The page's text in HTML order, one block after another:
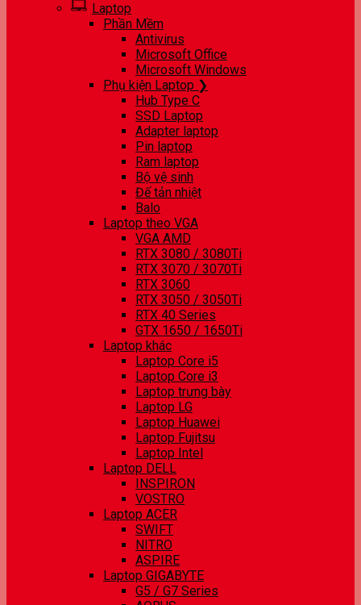
Laptop
Phần Mềm
Antivirus
Microsoft Office
Microsoft Windows
Phụ kiện Laptop ❯
Hub Type C
SSD Laptop
Adapter laptop
Pin laptop
Ram laptop
Bộ vệ sinh
Đế tản nhiệt
Balo
Laptop theo VGA
VGA AMD
RTX 3080 / 3080Ti
RTX 3070 / 3070Ti
RTX 3060
RTX 3050 / 3050Ti
RTX 40 Series
GTX 1650 / 1650Ti
Laptop khác
Laptop Core i5
Laptop Core i3
Laptop trưng bày
Laptop LG
Laptop Huawei
Laptop Fujitsu
Laptop Intel
Laptop DELL
INSPIRON
VOSTRO
Laptop ACER
SWIFT
NITRO
ASPIRE
Laptop GIGABYTE
G5 / G7 Series